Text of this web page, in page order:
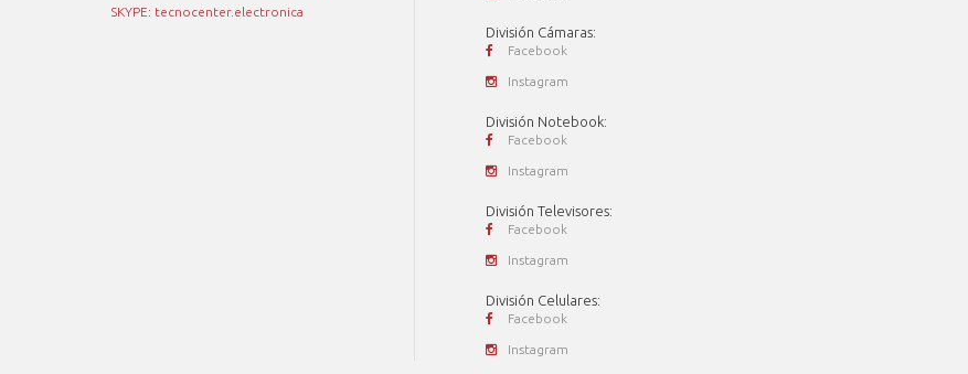
SKYPE: tecnocenter.electronica
División Cámaras:
Facebook
Instagram
División Notebook:
Facebook
Instagram
División Televisores:
Facebook
Instagram
División Celulares:
Facebook
Instagram